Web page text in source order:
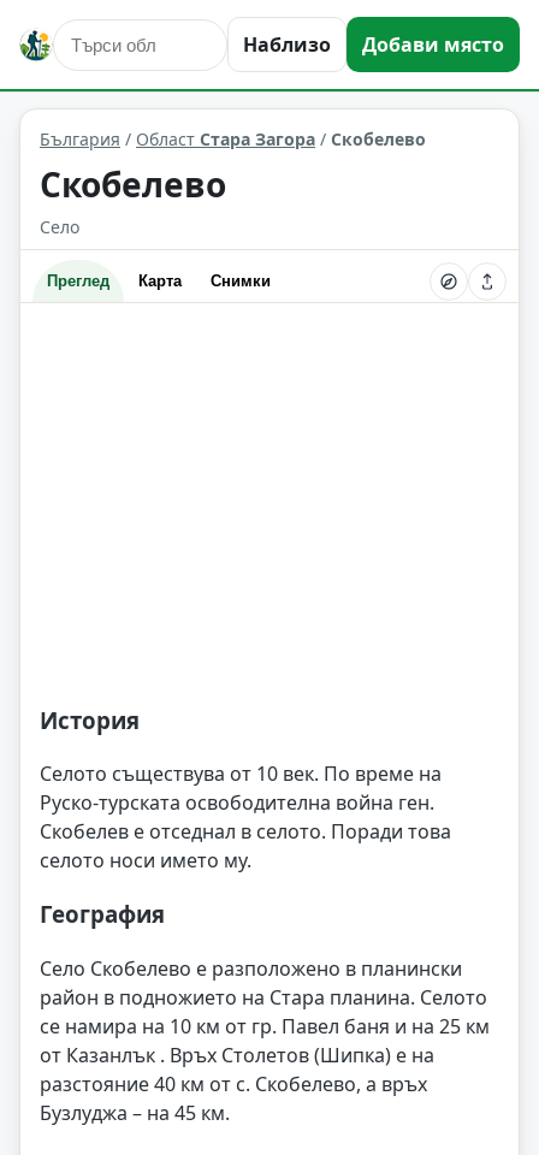
Наблизо Добави място
Скобелево Област: Стара Загора
България / Област Стара Загора / Скобелево
Скобелево
Село
Преглед Карта Снимки
История
Селото съществува от 10 век. По време на
Руско-турската освободителна война ген.
Скобелев е отседнал в селото. Поради това
селото носи името му.
География
Село Скобелево е разположено в планински
район в подножието на Стара планина. Селото
се намира на 10 км от гр. Павел баня и на 25 км
от Казанлък . Връх Столетов (Шипка) е на
разстояние 40 км от с. Скобелево, а връх
Бузлуджа – на 45 км.